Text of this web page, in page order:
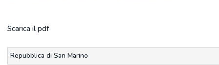
Scarica il pdf
Repubblica di San Marino